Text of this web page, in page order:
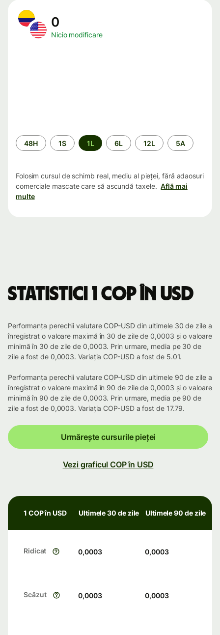
0
Nicio modificare
Perioada
48H 1S 1L 6L 12L 5A
Folosim cursul de schimb real, mediu al pieței, fără adaosuri
comerciale mascate care să ascundă taxele. Află mai
multe
Statistici 1 COP în USD
Performanța perechii valutare COP-USD din ultimele 30 de zile a
înregistrat o valoare maximă în 30 de zile de 0,0003 și o valoare
minimă în 30 de zile de 0,0003. Prin urmare, media pe 30 de
zile a fost de 0,0003. Variația COP-USD a fost de 5.01.
Performanța perechii valutare COP-USD din ultimele 90 de zile a
înregistrat o valoare maximă în 90 de zile de 0,0003 și o valoare
minimă în 90 de zile de 0,0003. Prin urmare, media pe 90 de
zile a fost de 0,0003. Variația COP-USD a fost de 17.79.
Urmărește cursurile pieței
Vezi graficul COP în USD
1 COP în USD Ultimele 30 de zile Ultimele 90 de zile
Ridicat 0,0003 0,0003
Scăzut 0,0003 0,0003